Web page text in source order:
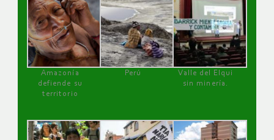
Amazonía
defiende su
territorio
Perú
Valle del Elqui
sin minería.